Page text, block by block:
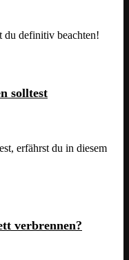
du definitiv beachten!
solltest
erfährst du in diesem
verbrennen?